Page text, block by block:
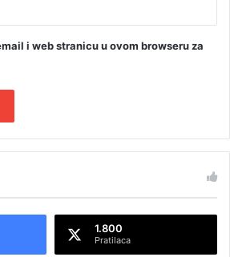
i web stranicu u ovom browseru za
1.800
Pratilaca